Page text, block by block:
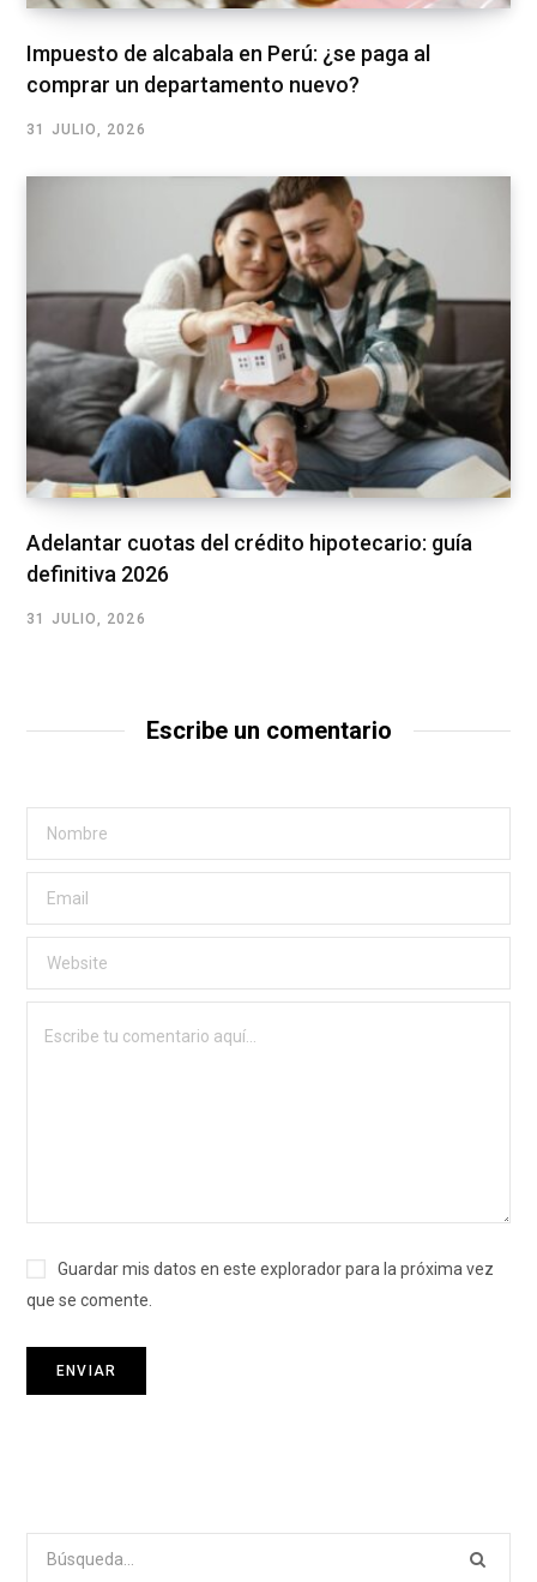
Impuesto de alcabala en Perú: ¿se paga al
comprar un departamento nuevo?
31 JULIO, 2026
Adelantar cuotas del crédito hipotecario: guía
definitiva 2026
31 JULIO, 2026
Escribe un comentario
Guardar mis datos en este explorador para la próxima vez
que se comente.